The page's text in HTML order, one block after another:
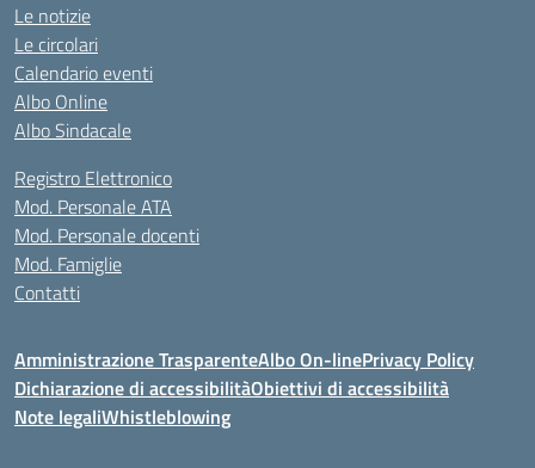
Le notizie
Le circolari
Calendario eventi
Albo Online
Albo Sindacale
Registro Elettronico
Mod. Personale ATA
Mod. Personale docenti
Mod. Famiglie
Contatti
Amministrazione TrasparenteAlbo On-linePrivacy Policy
Dichiarazione di accessibilitàObiettivi di accessibilità
Note legaliWhistleblowing